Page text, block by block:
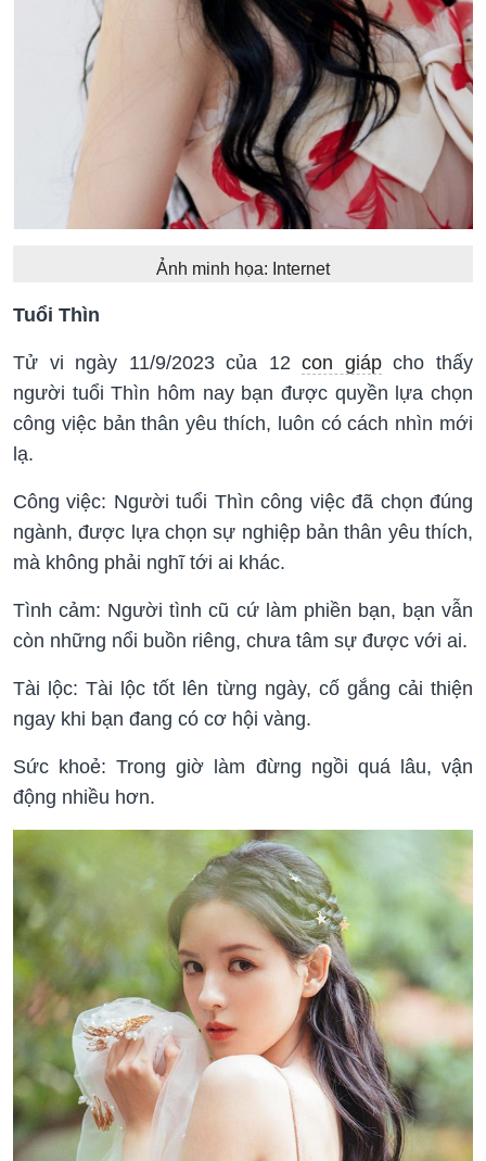
Ảnh minh họa: Internet
Tuổi Thìn
Tử vi ngày 11/9/2023 của 12con giápcho thấy
người tuổi Thìn hôm nay bạn được quyền lựa chọn
công việc bản thân yêu thích, luôn có cách nhìn mới
lạ.
Công việc: Người tuổi Thìn công việc đã chọn đúng
ngành, được lựa chọn sự nghiệp bản thân yêu thích,
mà không phải nghĩ tới ai khác.
Tình cảm: Người tình cũ cứ làm phiền bạn, bạn vẫn
còn những nổi buồn riêng, chưa tâm sự được với ai.
Tài lộc: Tài lộc tốt lên từng ngày, cố gắng cải thiện
ngay khi bạn đang có cơ hội vàng.
Sức khoẻ: Trong giờ làm đừng ngồi quá lâu, vận
động nhiều hơn.